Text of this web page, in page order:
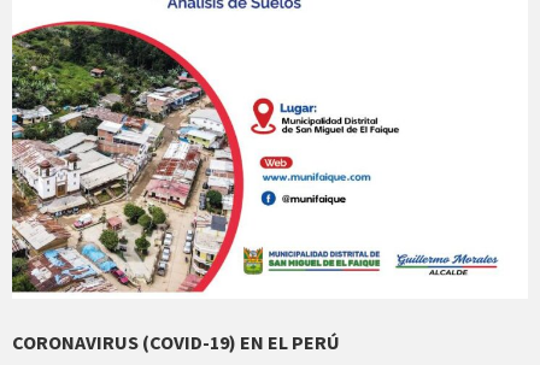
CORONAVIRUS (COVID-19) EN EL PERÚ